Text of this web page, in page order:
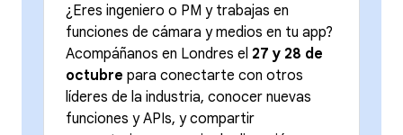
¿Eres ingeniero o PM y trabajas en
funciones de cámara y medios en tu app?
Acompáñanos en Londres el 27 y 28 de
octubre para conectarte con otros
líderes de la industria, conocer nuevas
funciones y APIs, y compartir